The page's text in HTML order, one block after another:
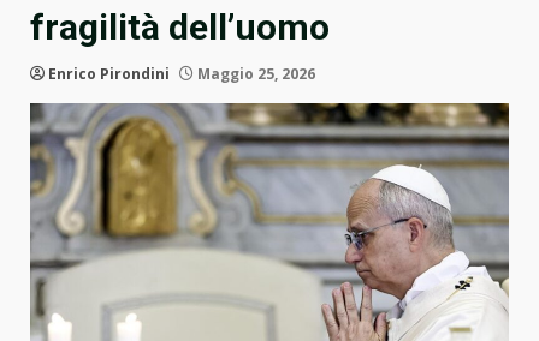
fragilità dell’uomo
Enrico Pirondini Maggio 25, 2026